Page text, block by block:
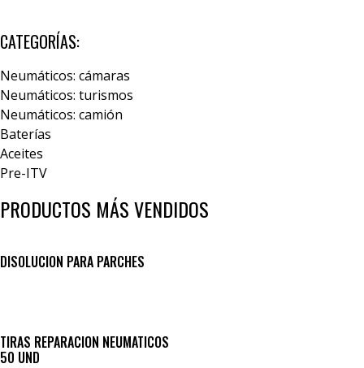
CATEGORÍAS:
Neumáticos: cámaras
Neumáticos: turismos
Neumáticos: camión
Baterías
Aceites
Pre-ITV
PRODUCTOS MÁS VENDIDOS
DISOLUCION PARA PARCHES
TIRAS REPARACION NEUMATICOS
50 UND